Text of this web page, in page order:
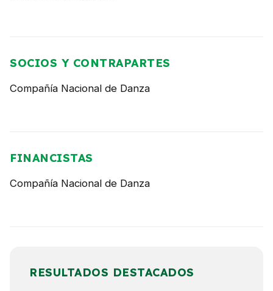
SOCIOS Y CONTRAPARTES
Compañía Nacional de Danza
FINANCISTAS
Compañía Nacional de Danza
RESULTADOS DESTACADOS